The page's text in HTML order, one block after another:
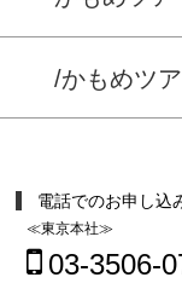
/かもめツ
電話でのお申し込
≪東京本社≫
03-3506-